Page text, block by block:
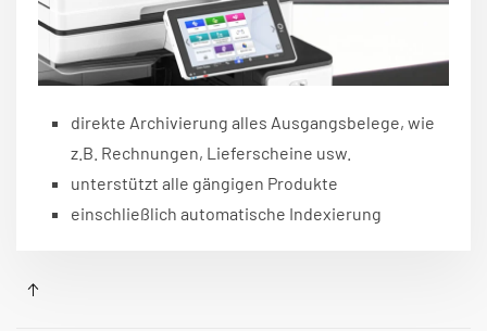
direkte Archivierung alles Ausgangsbelege, wie
z.B. Rechnungen, Lieferscheine usw.
unterstützt alle gängigen Produkte
einschließlich automatische Indexierung